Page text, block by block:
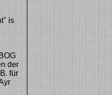
is
der
für